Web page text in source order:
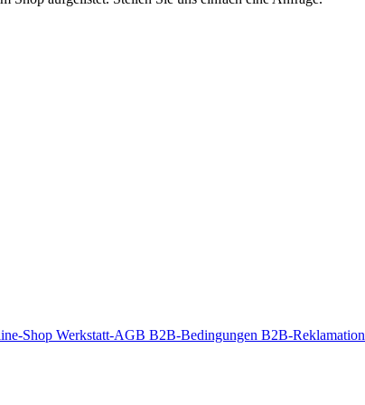
Shop Werkstatt-AGB B2B-Bedingungen B2B-Reklamation